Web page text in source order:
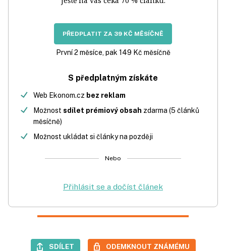
PŘEDPLATIT ZA 39 KČ MĚSÍČNĚ
První 2 měsíce, pak 149 Kč měsíčně
S předplatným získáte
Web Ekonom.cz bez reklam
Možnost sdílet prémiový obsah zdarma (5 článků
měsíčně)
Možnost ukládat si články na později
Nebo
Přihlásit se a dočíst článek
SDÍLET ODEMKNOUT ZNÁMÉMU